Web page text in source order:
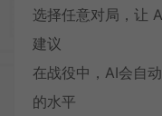
选择任意对局，让
建议
在战役中，AI会自
的水平